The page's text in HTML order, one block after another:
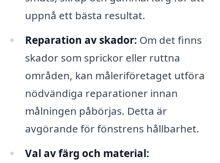
uppnå ett bästa resultat.
Reparation av skador: Om det finns
skador som sprickor eller ruttna
områden, kan måleriföretaget utföra
nödvändiga reparationer innan
målningen påbörjas. Detta är
avgörande för fönstrens hållbarhet.
Val av färg och material: